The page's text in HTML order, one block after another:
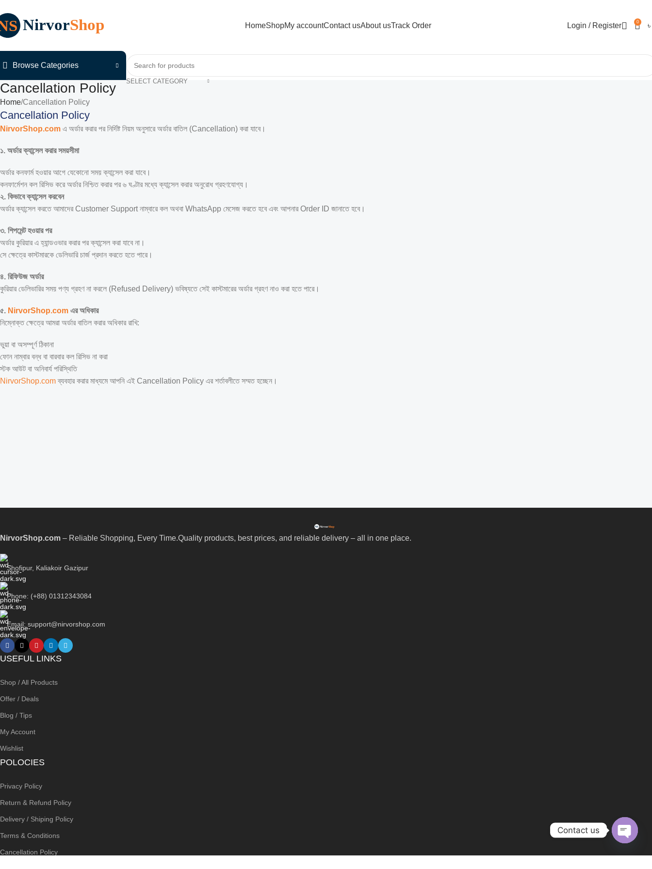
HomeShopMy accountContact usAbout usTrack Order Login / Register 0 ৳
Browse Categories
SELECT CATEGORY
Cancellation Policy
Home Cancellation Policy
Cancellation Policy
NirvorShop.com এ অর্ডার করার পর নির্দিষ্ট নিয়ম অনুসারে অর্ডার বাতিল (Cancellation) করা যাবে।
১. অর্ডার ক্যান্সেল করার সময়সীমা
অর্ডার কনফার্ম হওয়ার আগে যেকোনো সময় ক্যান্সেল করা যাবে।
কনফার্মেশন কল রিসিভ করে অর্ডার নিশ্চিত করার পর ৬ ঘণ্টার মধ্যে ক্যান্সেল করার অনুরোধ গ্রহণযোগ্য।
২. কিভাবে ক্যান্সেল করবেন
অর্ডার ক্যান্সেল করতে আমাদের Customer Support নাম্বারে কল অথবা WhatsApp মেসেজ করতে হবে এবং আপনার Order ID জানাতে হবে।
৩. শিপমেন্ট হওয়ার পর
অর্ডার কুরিয়ার এ হ্যান্ডওভার করার পর ক্যান্সেল করা যাবে না।
সে ক্ষেত্রে কাস্টমারকে ডেলিভারি চার্জ প্রদান করতে হতে পারে।
৪. রিফিউজ অর্ডার
কুরিয়ার ডেলিভারির সময় পণ্য গ্রহণ না করলে (Refused Delivery) ভবিষ্যতে সেই কাস্টমারের অর্ডার গ্রহণ নাও করা হতে পারে।
৫. NirvorShop.com এর অধিকার
নিম্নোক্ত ক্ষেত্রে আমরা অর্ডার বাতিল করার অধিকার রাখি:
ভুয়া বা অসম্পূর্ণ ঠিকানা
ফোন নাম্বার বন্ধ বা বারবার কল রিসিভ না করা
স্টক আউট বা অনিবার্য পরিস্থিতি
NirvorShop.comব্যবহার করার মাধ্যমে আপনি এই Cancellation Policy এর শর্তাবলীতে সম্মত হচ্ছেন।
NirvorShop.com – Reliable Shopping, Every Time.Quality products, best prices, and reliable delivery – all in one place.
Shofipur, Kaliakoir Gazipur
Phone: (+88) 01312343084
Email: support@nirvorshop.com
USEFUL LINKS
Shop / All Products
Offer / Deals
Blog / Tips
My Account
Wishlist
POLOCIES
Privacy Policy
Return & Refund Policy
Delivery / Shiping Policy
Terms & Conditions
Cancellation Policy
Contact us